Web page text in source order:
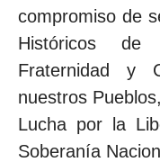
compromiso de
Históricos de
Fraternidad y
nuestros
Lucha por la
Soberanía